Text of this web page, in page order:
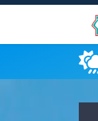
Trafik
TFF 2.Lig
Tüm